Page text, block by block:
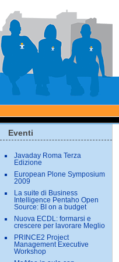
content.
Eventi
Javaday Roma Terza
Edizione
European Plone Symposium
2009
La suite di Business
Intelligence Pentaho Open
Source: BI on a budget
Nuova ECDL: formarsi e
crescere per lavorare Meglio
PRINCE2 Project
Management Executive
Workshop